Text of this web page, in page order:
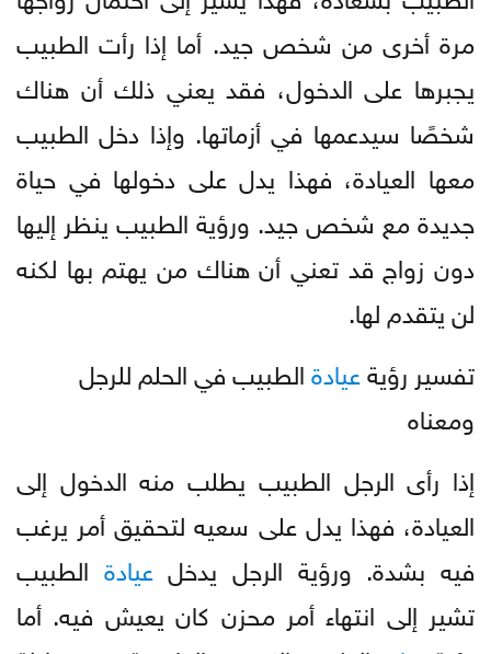
مرة أخرى من شخص جيد. أما إذا رأت الطبيب
يجبرها على الدخول، فقد يعني ذلك أن هناك
شخصًا سيدعمها في أزماتها. وإذا دخل الطبيب
معها العيادة، فهذا يدل على دخولها في حياة
جديدة مع شخص جيد. ورؤية الطبيب ينظر إليها
دون زواج قد تعني أن هناك من يهتم بها لكنه
لن يتقدم لها.
تفسير رؤيةعيادةالطبيب في الحلم للرجل
ومعناه
إذا رأى الرجل الطبيب يطلب منه الدخول إلى
العيادة، فهذا يدل على سعيه لتحقيق أمر يرغب
فيه بشدة. ورؤية الرجل يدخلعيادة الطبيب
تشير إلى انتهاء أمر محزن كان يعيش فيه. أما